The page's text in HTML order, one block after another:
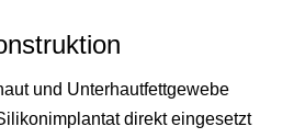
und Unterhautfettgewebe
direkt eingesetzt